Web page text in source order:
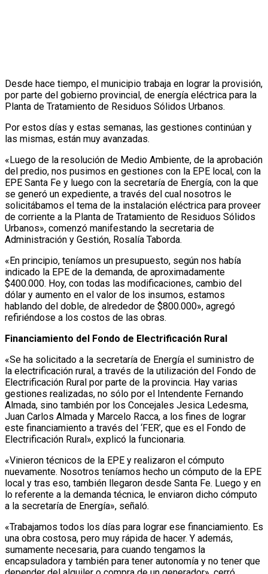
Desde hace tiempo, el municipio trabaja en lograr la provisión,
por parte del gobierno provincial, de energía eléctrica para la
Planta de Tratamiento de Residuos Sólidos Urbanos.
Por estos días y estas semanas, las gestiones continúan y
las mismas, están muy avanzadas.
«Luego de la resolución de Medio Ambiente, de la aprobación
del predio, nos pusimos en gestiones con la EPE local, con la
EPE Santa Fe y luego con la secretaría de Energía, con la que
se generó un expediente, a través del cual nosotros le
solicitábamos el tema de la instalación eléctrica para proveer
de corriente a la Planta de Tratamiento de Residuos Sólidos
Urbanos», comenzó manifestando la secretaria de
Administración y Gestión, Rosalía Taborda.
«En principio, teníamos un presupuesto, según nos había
indicado la EPE de la demanda, de aproximadamente
$400.000. Hoy, con todas las modificaciones, cambio del
dólar y aumento en el valor de los insumos, estamos
hablando del doble, de alrededor de $800.000», agregó
refiriéndose a los costos de las obras.
Financiamiento del Fondo de Electrificación Rural
«Se ha solicitado a la secretaría de Energía el suministro de
la electrificación rural, a través de la utilización del Fondo de
Electrificación Rural por parte de la provincia. Hay varias
gestiones realizadas, no sólo por el Intendente Fernando
Almada, sino también por los Concejales Jesica Ledesma,
Juan Carlos Almada y Marcelo Racca, a los fines de lograr
este financiamiento a través del ‘FER’, que es el Fondo de
Electrificación Rural», explicó la funcionaria.
«Vinieron técnicos de la EPE y realizaron el cómputo
nuevamente. Nosotros teníamos hecho un cómputo de la EPE
local y tras eso, también llegaron desde Santa Fe. Luego y en
lo referente a la demanda técnica, le enviaron dicho cómputo
a la secretaría de Energía», señaló.
«Trabajamos todos los días para lograr ese financiamiento. Es
una obra costosa, pero muy rápida de hacer. Y además,
sumamente necesaria, para cuando tengamos la
encapsuladora y también para tener autonomía y no tener que